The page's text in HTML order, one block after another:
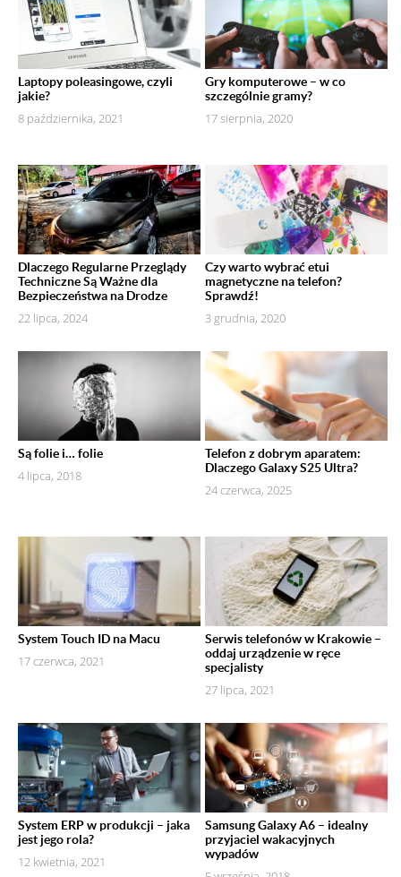
Laptopy poleasingowe, czyli
jakie?
8 października, 2021
Gry komputerowe – w co
szczególnie gramy?
17 sierpnia, 2020
Dlaczego Regularne Przeglądy
Techniczne Są Ważne dla
Bezpieczeństwa na Drodze
22 lipca, 2024
Czy warto wybrać etui
magnetyczne na telefon?
Sprawdź!
3 grudnia, 2020
Są folie i… folie
4 lipca, 2018
Telefon z dobrym aparatem:
Dlaczego Galaxy S25 Ultra?
24 czerwca, 2025
System Touch ID na Macu
17 czerwca, 2021
Serwis telefonów w Krakowie –
oddaj urządzenie w ręce
specjalisty
27 lipca, 2021
System ERP w produkcji – jaka
jest jego rola?
12 kwietnia, 2021
Samsung Galaxy A6 – idealny
przyjaciel wakacyjnych
wypadów